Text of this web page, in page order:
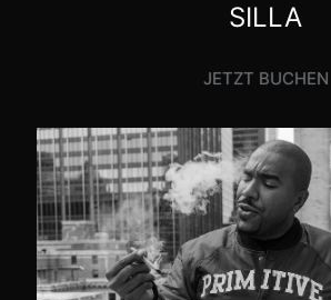
SILLA
JETZT BUCHEN